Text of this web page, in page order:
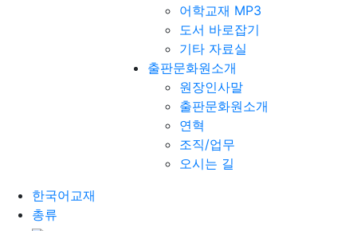
어학교재 MP3
도서 바로잡기
기타 자료실
출판문화원소개
원장인사말
출판문화원소개
연혁
조직/업무
오시는 길
한국어교재
총류